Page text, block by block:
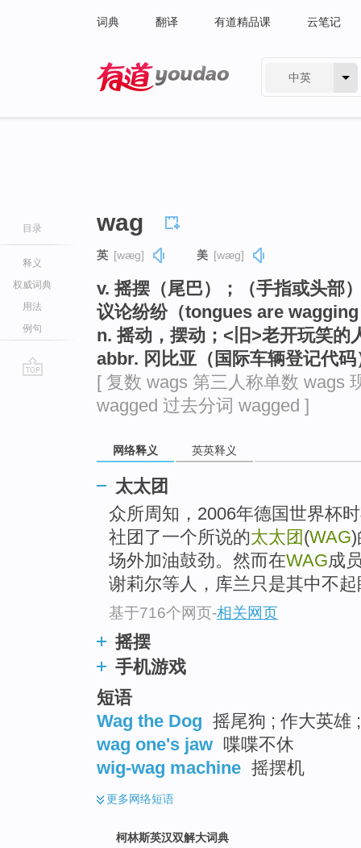
词典 翻译 有道精品课 云笔记
中英
目录
释义
权威词典
用法
例句
wag
英 [wæɡ] 美 [wæɡ]
v. 摇摆（尾巴）；（手指或头部
议论纷纷（tongues are
n. 摇动，摆动；<旧>老开玩笑的
abbr. 冈比亚（国际车辆登记代码
[ 复数 wags 第三人称单数 wags
wagged 过去分词 wagged ]
网络释义 英英释义
太太团
众所周知，2006年德国世界杯
社团了一个所说的太太团 (WAG)
场外加油鼓劲。然而在WAG成
谢莉尔等人，库兰只是其中不
基于716个网页-相关网页
摇摆
手机游戏
短语
Wag the Dog 摇尾狗 ; 作大英雄
wag one's jaw 喋喋不休
wig-wag machine 摇摆机
更多网络短语
柯林斯英汉双解大词典